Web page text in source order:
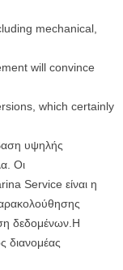
mechanical,
will convince
which certainly
υψηλής
Οι
Service είναι η
δεδομένων.Η
διανομέας